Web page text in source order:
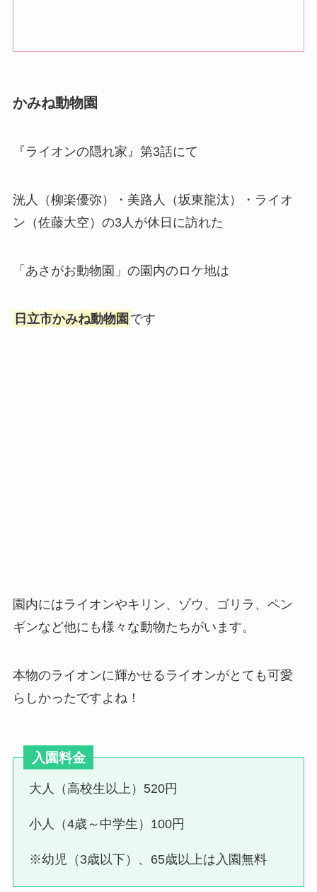
かみね動物園
『ライオンの隠れ家』第3話にて
洸人（柳楽優弥） ・美路人
（坂東龍汰）・ライオ
ン（佐藤大空）の3人が休日に訪れた
「あさがお動物園」の園内のロケ地は
日立市かみね動物園です
園内にはライオンやキリン、ゾウ、ゴリラ、ペン
ギンなど他にも様々な動物たちがいます。
本物のライオンに輝かせるライオンがとても可愛
らしかったですよね！
入園料金
大人（高校生以上）520円
小人（4歳～中学生）100円
※幼児（3歳以下）、65歳以上は入園無料